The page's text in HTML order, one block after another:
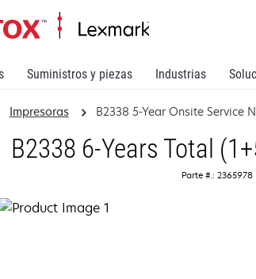
Suministros y piezas Industrias
Impresoras B2338 5-Year Onsite Service
B2338 6-Years Total
Parte #.: 2365978